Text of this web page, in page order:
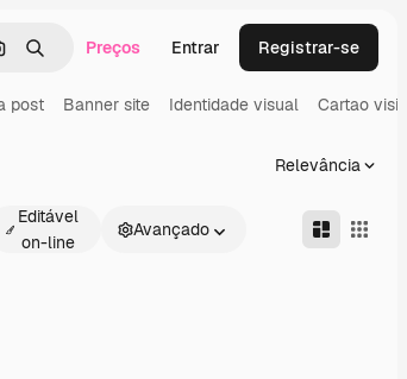
por imagem
BuscarPreços Entrar Registrar-se
post Banner site Identidade visual Cartao
Relevância
Editável
on-line
Avançado